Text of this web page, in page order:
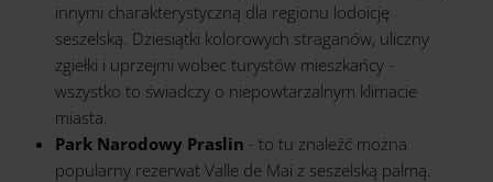
innymi charakterystyczną dla regionu lodoicję
seszelską. Dziesiątki kolorowych straganów, uliczny
zgiełki i uprzejmi wobec turystów mieszkańcy -
wszystko to świadczy o niepowtarzalnym klimacie
miasta.
Park Narodowy Praslin - to tu znaleźć można
popularny rezerwat Valle de Mai z seszelską palmą.